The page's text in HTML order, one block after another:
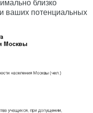
близко
ваших потенциальных